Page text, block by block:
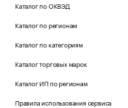
Каталог по ОКВЭД
Каталог по регионам
Каталог по категориям
Каталог торговых марок
Каталог ИП по регионам
Правила использования сервиса